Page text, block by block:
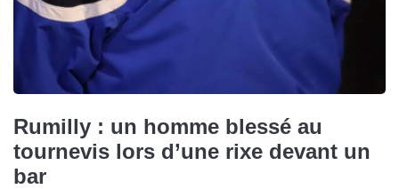
Rumilly : un homme blessé au
tournevis lors d’une rixe devant un
bar